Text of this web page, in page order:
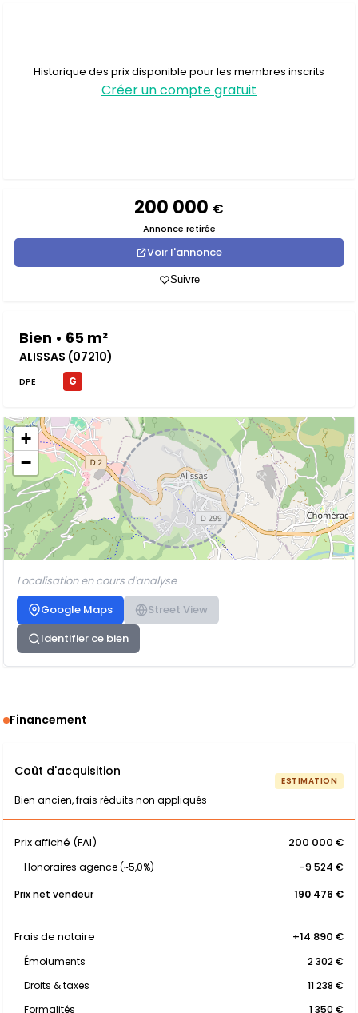
Historique des prix disponible pour les membres inscrits
Créer un compte gratuit
200 000 €
Annonce retirée
Voir l'annonce
Suivre
Bien • 65 m²
ALISSAS (07210)
DPE G
+
−
Localisation en cours d'analyse
Google Maps
Street View
Identifier ce bien
Financement
Coût d'acquisition
Bien ancien, frais réduits non appliqués
ESTIMATION
Prix affiché (FAI) 200 000 €
Honoraires agence (~5,0%)
-9 524 €
Prix net vendeur
190 476 €
Frais de notaire +14 890 €
Émoluments
2 302 €
Droits & taxes
11 238 €
Formalités
1 350 €